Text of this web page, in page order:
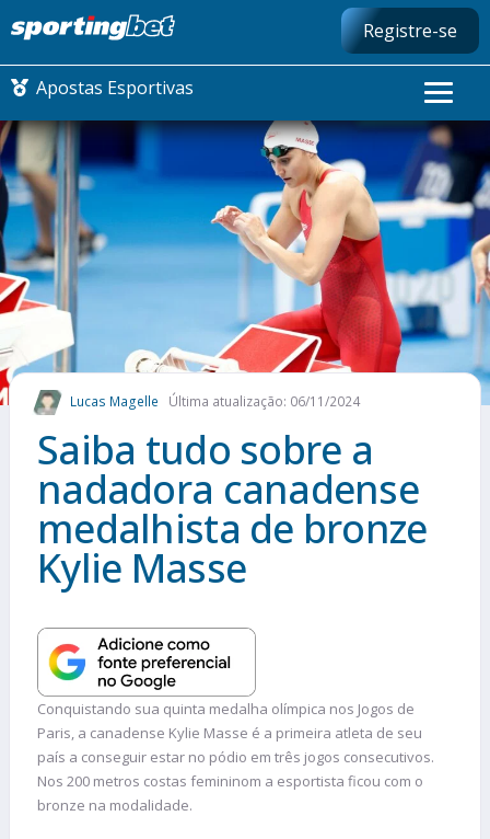
Registre-se
Apostas Esportivas
CONMEBOL LIBERTADORES
FUTEBOL NACIONAL
FUTEBOL INTERNACIONAL
COMO APOSTAR
MAIS ESPORTES
Lucas Magelle Última atualização: 06/11/2024
Saiba tudo sobre a
nadadora canadense
medalhista de bronze
Kylie Masse
Conquistando sua quinta medalha olímpica nos Jogos de
Paris, a canadense Kylie Masse é a primeira atleta de seu
país a conseguir estar no pódio em três jogos consecutivos.
Nos 200 metros costas femininom a esportista ficou com o
bronze na modalidade.